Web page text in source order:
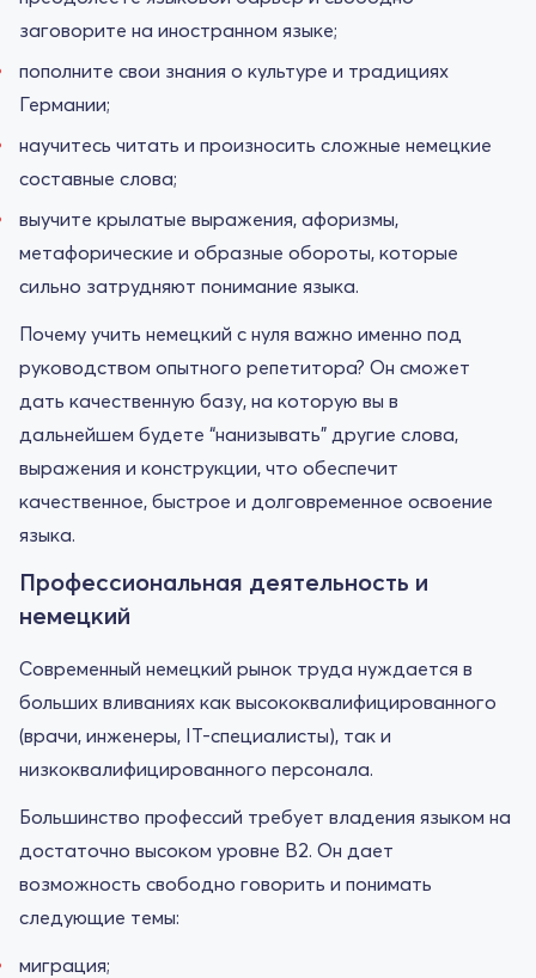
заговорите на иностранном языке;
пополните свои знания о культуре и традициях
Германии;
научитесь читать и произносить сложные немецкие
составные слова;
выучите крылатые выражения, афоризмы,
метафорические и образные обороты, которые
сильно затрудняют понимание языка.
Почему учить немецкий с нуля важно именно под
руководством опытного репетитора? Он сможет
дать качественную базу, на которую вы в
дальнейшем будете “нанизывать” другие слова,
выражения и конструкции, что обеспечит
качественное, быстрое и долговременное освоение
языка.
Профессиональная деятельность и
немецкий
Современный немецкий рынок труда нуждается в
больших вливаниях как высококвалифицированного
(врачи, инженеры, IT-специалисты), так и
низкоквалифицированного персонала.
Большинство профессий требует владения языком на
достаточно высоком уровне B2. Он дает
возможность свободно говорить и понимать
следующие темы:
миграция;